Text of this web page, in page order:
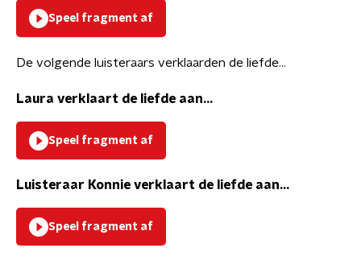
Speel fragment af
De volgende luisteraars verklaarden de liefde...
Laura verklaart de liefde aan...
Speel fragment af
Luisteraar Konnie verklaart de liefde aan...
Speel fragment af